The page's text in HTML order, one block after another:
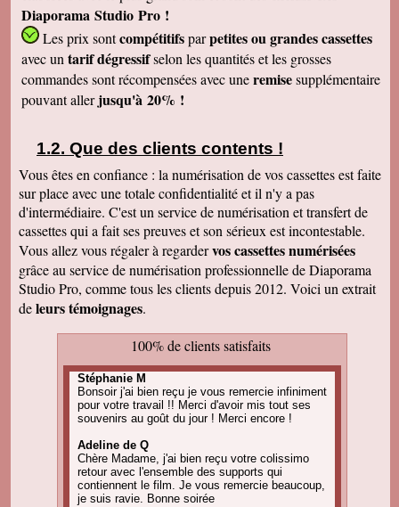
Diaporama Studio Pro !
Les prix sontcompétitifsparpetitesou grandes cassettes
avec un tarif dégressifselon les quantités et les grosses
commandes sont récompensées avec uneremisesupplémentaire
pouvant allerjusqu'à 20% !
Que des clients contents !
Vous êtes en confiance : la numérisation de vos cassettes est faite
sur place avec une totale confidentialité et il n'y a pas
d'intermédiaire. C'est un service de numérisation et transfert de
cassettes qui a fait ses preuves et son sérieux est incontestable.
Vous allez vous régaler à regardervos cassettes numérisées
grâce au service de numérisation professionnelle de Diaporama
Studio Pro, comme tous les clients depuis 2012. Voici un extrait
deleurs témoignages.
100% de clients satisfaits
Stéphanie M
Bonsoir j'ai bien reçu je vous remercie infiniment
pour votre travail !! Merci d'avoir mis tout ses
souvenirs au goût du jour ! Merci encore !
Adeline de Q
Chère Madame, j'ai bien reçu votre colissimo
retour avec l'ensemble des supports qui
contiennent le film. Je vous remercie beaucoup,
je suis ravie. Bonne soirée